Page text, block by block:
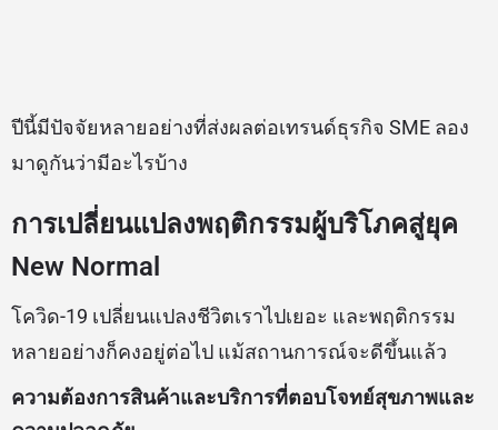
ปีนี้มีปัจจัยหลายอย่างที่ส่งผลต่อเทรนด์ธุรกิจ SME ลอง
มาดูกันว่ามีอะไรบ้าง
การเปลี่ยนแปลงพฤติกรรมผู้บริโภคสู่ยุค
New Normal
โควิด-19 เปลี่ยนแปลงชีวิตเราไปเยอะ และพฤติกรรม
หลายอย่างก็คงอยู่ต่อไป แม้สถานการณ์จะดีขึ้นแล้ว
ความต้องการสินค้าและบริการที่ตอบโจทย์สุขภาพและ